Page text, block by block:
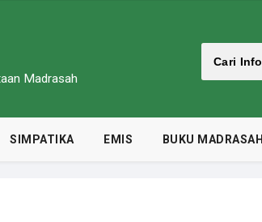
Madrasah
SIMPATIKA EMIS BUKU MADRASAH